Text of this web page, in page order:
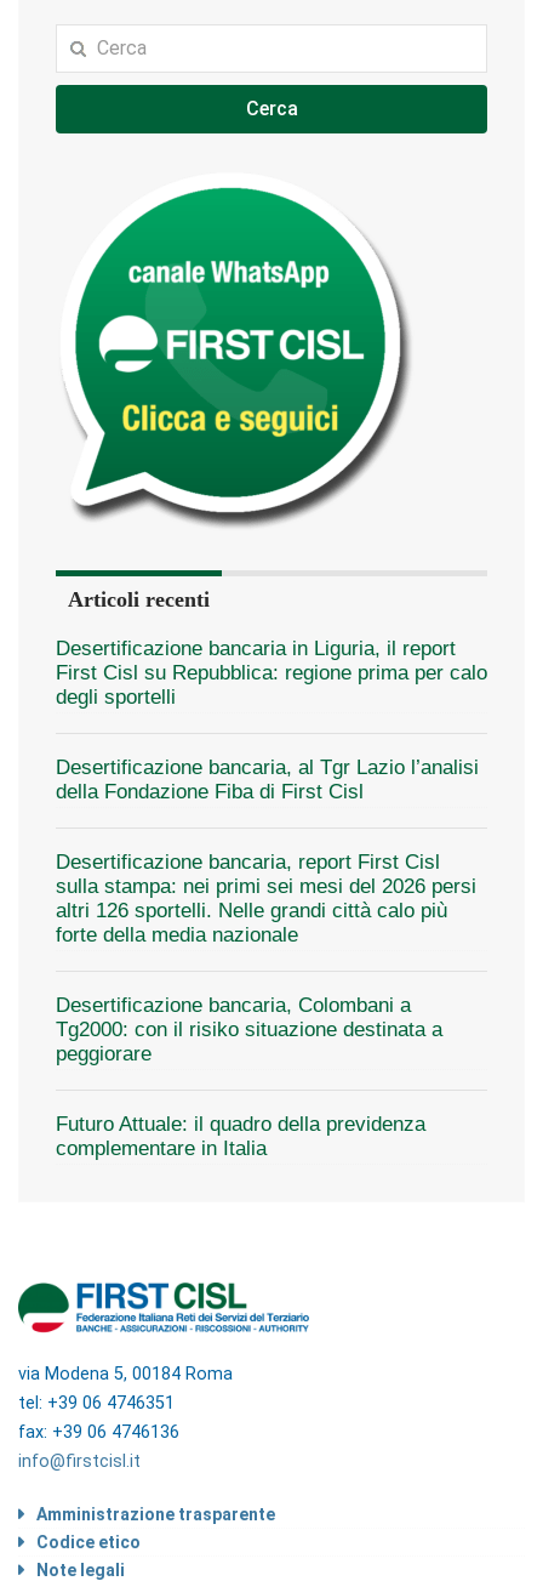
Cerca
Articoli recenti
Desertificazione bancaria in Liguria, il report
First Cisl su Repubblica: regione prima per calo
degli sportelli
Desertificazione bancaria, al Tgr Lazio l’analisi
della Fondazione Fiba di First Cisl
Desertificazione bancaria, report First Cisl
sulla stampa: nei primi sei mesi del 2026 persi
altri 126 sportelli. Nelle grandi città calo più
forte della media nazionale
Desertificazione bancaria, Colombani a
Tg2000: con il risiko situazione destinata a
peggiorare
Futuro Attuale: il quadro della previdenza
complementare in Italia
via Modena 5, 00184 Roma
tel: +39 06 4746351
fax: +39 06 4746136
info@firstcisl.it
Amministrazione trasparente
Codice etico
Note legali